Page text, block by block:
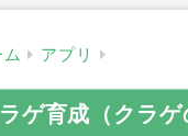
ム アプリ
ゲ育成（クラ